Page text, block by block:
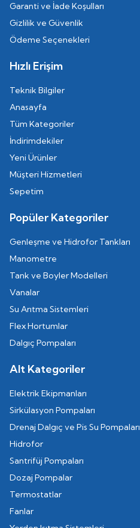
Garanti ve İade Koşulları
Gizlilik ve Güvenlik
Ödeme Seçenekleri
Hızlı Erişim
Teknik Bilgiler
Anasayfa
Tüm Kategoriler
İndirimdekiler
Yeni Ürünler
Müşteri Hizmetleri
Sepetim
Popüler Kategoriler
Genleşme ve Hidrofor Tankları
Manometre
Tank ve Boyler Modelleri
Vanalar
Su Arıtma Sistemleri
Flex Hortumlar
Dalgıç Pompaları
Alt Kategoriler
Elektrik Ekipmanları
Sirkülasyon Pompaları
Drenaj Dalgıç ve Pis Su Pompaları
Hidrofor
Santrifüj Pompaları
Dozaj Pompalar
Termostatlar
Fanlar